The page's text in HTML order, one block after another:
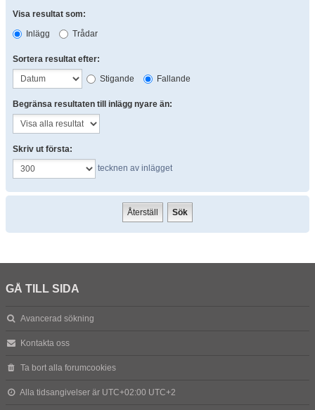
Visa resultat som:
Inlägg
Trådar
Sortera resultat efter:
Stigande
Fallande
Begränsa resultaten till inlägg nyare än:
Skriv ut första:
tecknen av inlägget
GÅ TILL SIDA
Avancerad sökning
Kontakta oss
Ta bort alla forumcookies
Alla tidsangivelser är UTC+02:00 UTC+2